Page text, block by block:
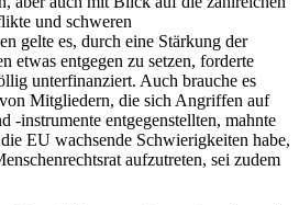
und schweren
gelte es, durch eine Stärkung der
etwas entgegen zu setzen, forderte
unterfinanziert. Auch brauche es
Mitgliedern, die sich Angriffen auf
-instrumente entgegenstellten, mahnte
EU wachsende Schwierigkeiten habe,
aufzutreten, sei zudem